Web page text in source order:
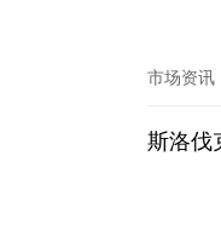
市场资讯
斯洛伐